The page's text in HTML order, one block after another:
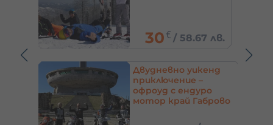
85.39 €/167 лв.
Уроци по зимни
кънки на лед в зала
– София